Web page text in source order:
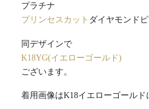
プラチナ
プリンセスカット ダイヤモンド
同デザインで
K18YG(イエローゴールド)
ございます。
着用画像はK18イエローゴールド